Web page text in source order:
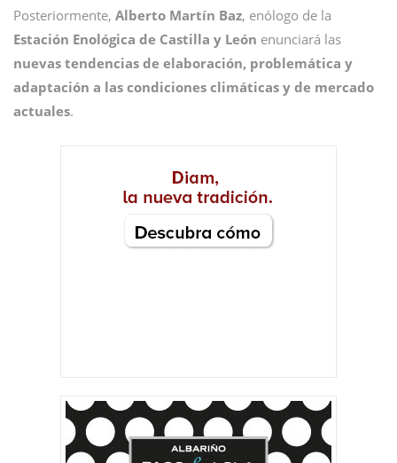
Posteriormente, Alberto Martín Baz, enólogo de la
Estación Enológica de Castilla y León enunciará las
nuevas tendencias de elaboración, problemática y
adaptación a las condiciones climáticas y de mercado
actuales.